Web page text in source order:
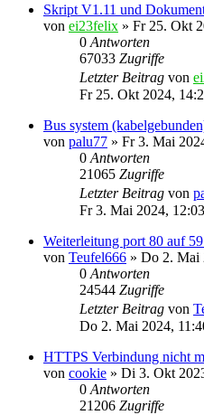
Skript V1.11 und
von ei23felix » Fr 25. Okt
0 Antworten
67033 Zugriffe
Letzter Beitrag von
Fr 25. Okt 2024,
Bus system
von palu77 » Fr 3. Mai
0 Antworten
21065 Zugriffe
Letzter Beitrag von
Fr 3. Mai 2024, 12:03
Weiterleitung port 80 auf
von Teufel666 » Do 2. Mai
0 Antworten
24544 Zugriffe
Letzter Beitrag von
Do 2. Mai 2024,
HTTPS Verbindung nicht
von cookie » Di 3. Okt
0 Antworten
21206 Zugriffe